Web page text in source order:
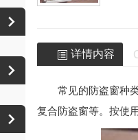
详情内容
常见的防盗窗种
复合防盗窗等。按使